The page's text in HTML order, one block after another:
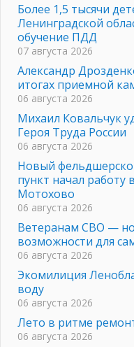
Более 1,5 тысячи
Ленинградской
обучение ПДД
07 августа 2026
Александр
итогах приемной
06 августа 2026
Михаил Ковальчук
Героя Труда России
06 августа 2026
Новый
пункт начал работу
Мотохово
06 августа 2026
Ветеранам СВО —
возможности для
06 августа 2026
Экомилиция
воду
06 августа 2026
Лето в ритме
06 августа 2026